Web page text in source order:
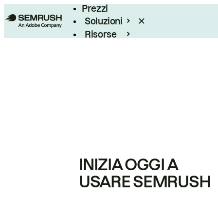
Prezzi
Soluzioni
Risorse
INIZIA OGGI A
USARE SEMRUSH